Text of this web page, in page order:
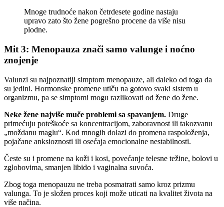
Mnoge trudnoće nakon četrdesete godine nastaju
upravo zato što žene pogrešno procene da više nisu
plodne.
Mit 3: Menopauza znači samo valunge i noćno
znojenje
Valunzi su najpoznatiji simptom menopauze, ali daleko od toga da
su jedini. Hormonske promene utiču na gotovo svaki sistem u
organizmu, pa se simptomi mogu razlikovati od žene do žene.
Neke žene najviše muče problemi sa spavanjem. Druge
primećuju poteškoće sa koncentracijom, zaboravnost ili takozvanu
„moždanu maglu“. Kod mnogih dolazi do promena raspoloženja,
pojačane anksioznosti ili osećaja emocionalne nestabilnosti.
Česte su i promene na koži i kosi, povećanje telesne težine, bolovi u
zglobovima, smanjen libido i vaginalna suvoća.
Zbog toga menopauzu ne treba posmatrati samo kroz prizmu
valunga. To je složen proces koji može uticati na kvalitet života na
više načina.